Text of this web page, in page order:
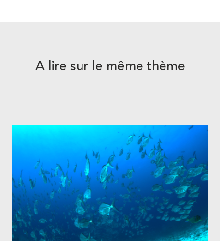
A lire sur le même thème